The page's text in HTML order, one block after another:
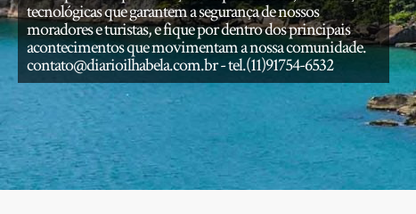
tecnológicas que garantem a segurança de nossos
moradores e turistas, e fique por dentro dos principais
acontecimentos que movimentam a nossa comunidade.
contato@diarioilhabela.com.br- tel.(11)91754-6532